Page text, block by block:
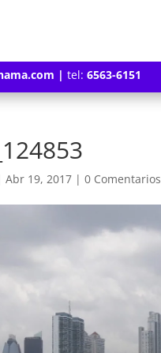
|tel: 6563-6151
Abr 19, 2017 |0 Comentarios